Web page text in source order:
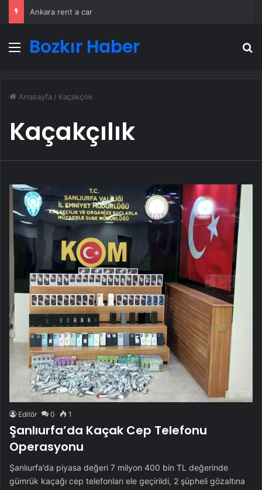
Ankara rent a car
Menü
Bozkır Haber
Anasayfa / Kaçakçılık
Kaçakçılık
Editör 0 1
Şanlıurfa’da Kaçak Cep Telefonu
Operasyonu
Şanlıurfa’da piyasa değeri 7 milyon 400 bin TL değerinde
gümrük kaçağı cep telefonları ele geçirildi, 2 şüpheli gözaltına